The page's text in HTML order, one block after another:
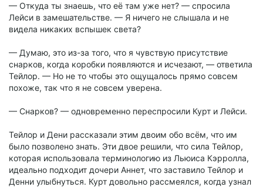
— Откуда ты знаешь, что её там уже нет? — спросила
Лейси в замешательстве. — Я ничего не слышала и не
видела никаких вспышек света?
— Думаю, это из-за того, что я чувствую присутствие
снарков, когда коробки появляются и исчезают, — ответила
Тейлор. — Но не то чтобы это ощущалось прямо совсем
похоже, так что я не совсем уверена.
— Снарков? — одновременно переспросили Курт и Лейси.
Тейлор и Дени рассказали этим двоим обо всём, что им
было позволено знать. Эти двое решили, что сила Тейлор,
которая использовала терминологию из Льюиса Кэрролла,
идеально подходит дочери Аннет, что заставило Тейлор и
Денни улыбнуться. Курт довольно рассмеялся, когда узнал